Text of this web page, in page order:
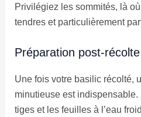
Privilégiez les sommités, là
tendres et particulièrement
Préparation post-récolte
Une fois votre basilic récolté,
minutieuse est
tiges et les feuilles à l’eau